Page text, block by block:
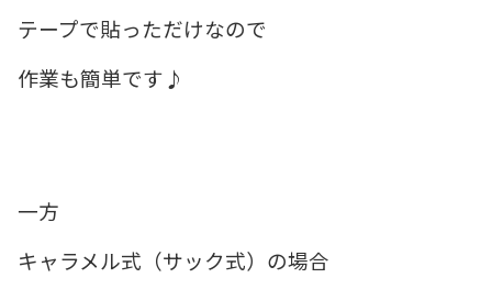
テープで貼っただけなので
作業も簡単です♪
一方
キャラメル式（サック式）の場合